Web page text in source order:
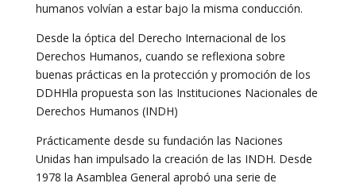
humanos volvían a estar bajo la misma conducción.
Desde la óptica del Derecho Internacional de los
Derechos Humanos, cuando se reflexiona sobre
buenas prácticas en la protección y promoción de los
DDHHla propuesta son las Instituciones Nacionales de
Derechos Humanos (INDH)
Prácticamente desde su fundación las Naciones
Unidas han impulsado la creación de las INDH. Desde
1978 la Asamblea General aprobó una serie de